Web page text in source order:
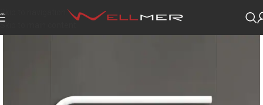
Skip to navigation